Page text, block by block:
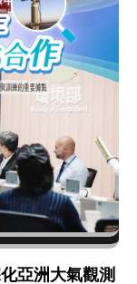
亞洲大氣觀測